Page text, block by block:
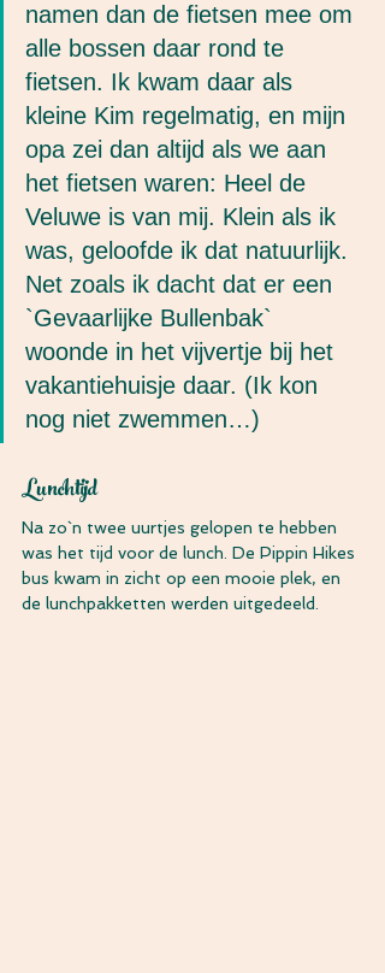
namen dan de fietsen mee om
alle bossen daar rond te
fietsen. Ik kwam daar als
kleine Kim regelmatig, en mijn
opa zei dan altijd als we aan
het fietsen waren: Heel de
Veluwe is van mij. Klein als ik
was, geloofde ik dat natuurlijk.
Net zoals ik dacht dat er een
`Gevaarlijke Bullenbak`
woonde in het vijvertje bij het
vakantiehuisje daar. (Ik kon
nog niet zwemmen…)
Lunchtijd
Na zo`n twee uurtjes gelopen te hebben
was het tijd voor de lunch. De Pippin Hikes
bus kwam in zicht op een mooie plek, en
de lunchpakketten werden uitgedeeld.